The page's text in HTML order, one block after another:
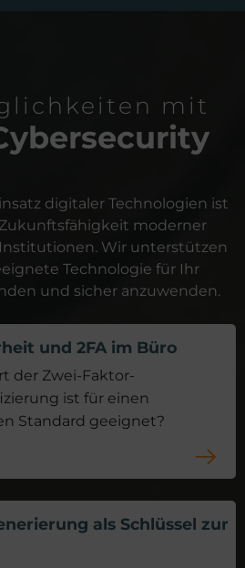
mit
digitaler Technologien ist
moderner
Wir unterstützen
Technologie für Ihr
und sicher anzuwenden.
und 2FA im Büro
der Zwei-Faktor-
ist für einen
Standard geeignet?
als Schlüssel zur